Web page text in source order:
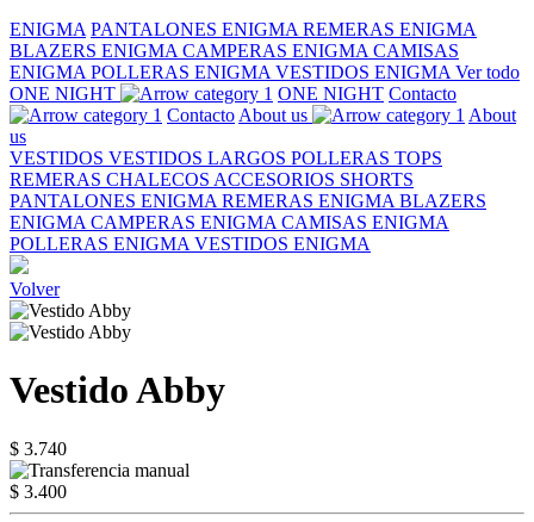
ENIGMA PANTALONES ENIGMA REMERAS ENIGMA
BLAZERS ENIGMA CAMPERAS ENIGMA CAMISAS
ENIGMA POLLERAS ENIGMA VESTIDOS ENIGMA Ver todo
ONE NIGHT
ONE NIGHT Contacto
Contacto About us
About
us
VESTIDOS VESTIDOS LARGOS POLLERAS TOPS
REMERAS CHALECOS ACCESORIOS SHORTS
PANTALONES ENIGMA REMERAS ENIGMA BLAZERS
ENIGMA CAMPERAS ENIGMA CAMISAS ENIGMA
POLLERAS ENIGMA VESTIDOS ENIGMA
Volver
Vestido Abby
$ 3.740
$ 3.400